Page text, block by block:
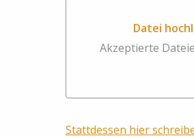
Datei
Datei hochladen
Akzeptierte
Stattdessen hier